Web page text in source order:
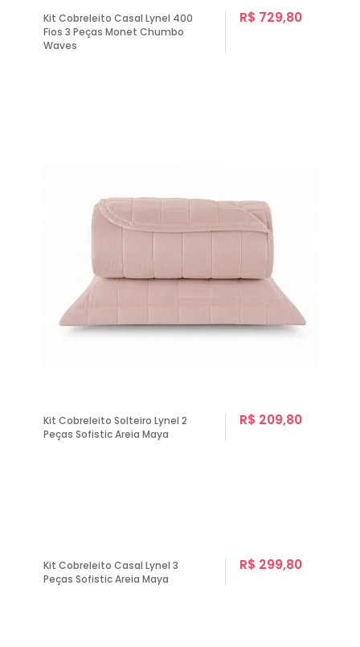
Kit Cobreleito Casal Lynel 400
Fios 3 Peças Monet Chumbo
Waves
R$ 729,80
Kit Cobreleito Solteiro Lynel 2
Peças Sofistic Areia Maya
R$ 209,80
Kit Cobreleito Casal Lynel 3
Peças Sofistic Areia Maya
R$ 299,80